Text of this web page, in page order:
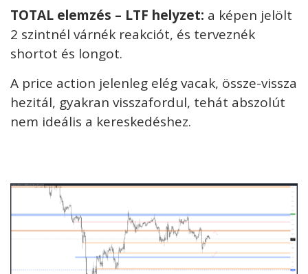
TOTAL elemzés – LTF helyzet: a képen jelölt
2 szintnél várnék reakciót, és terveznék
shortot és longot.
A price action jelenleg elég vacak, össze-vissza
hezitál, gyakran visszafordul, tehát abszolút
nem ideális a kereskedéshez.